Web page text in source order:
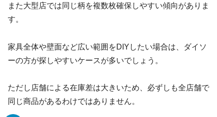
また大型店では同じ柄を複数枚確保しやすい傾向がありま
す。
家具全体や壁面など広い範囲をDIYしたい場合は、ダイソ
ーの方が探しやすいケースが多いでしょう。
ただし店舗による在庫差は大きいため、必ずしも全店舗で
同じ商品があるわけではありません。